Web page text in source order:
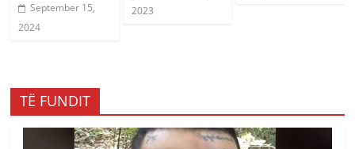
September 15,
2024
2023
TË FUNDIT